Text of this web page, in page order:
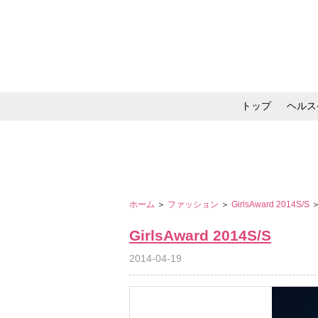
トップ ヘル
ホーム ＞ ファッション ＞ GirlsAward 2014S/S
GirlsAward 2014S/S
2014-04-19